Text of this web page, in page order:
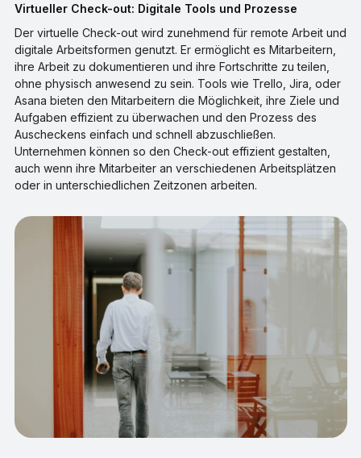
Virtueller Check-out: Digitale Tools und Prozesse
Der virtuelle Check-out wird zunehmend für remote Arbeit und
digitale Arbeitsformen genutzt. Er ermöglicht es Mitarbeitern,
ihre Arbeit zu dokumentieren und ihre Fortschritte zu teilen,
ohne physisch anwesend zu sein. Tools wie Trello, Jira, oder
Asana bieten den Mitarbeitern die Möglichkeit, ihre Ziele und
Aufgaben effizient zu überwachen und den Prozess des
Auscheckens einfach und schnell abzuschließen.
Unternehmen können so den Check-out effizient gestalten,
auch wenn ihre Mitarbeiter an verschiedenen Arbeitsplätzen
oder in unterschiedlichen Zeitzonen arbeiten.